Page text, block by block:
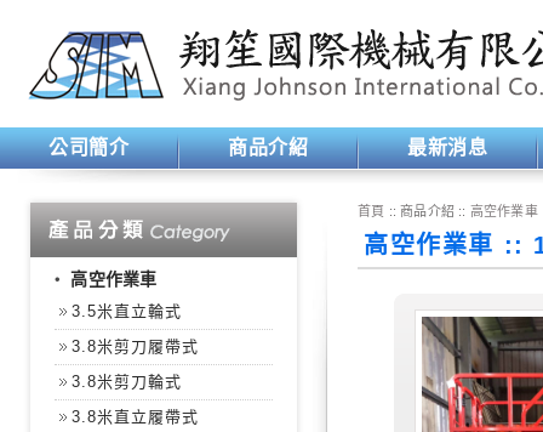
公司簡介 商品介紹 最新消息
‧高空作業車
3.5米直立輪式
3.8米剪刀履帶式
3.8米剪刀輪式
3.8米直立履帶式
首頁 :: 商品介紹 :: 高空作業車
高空作業車 ::